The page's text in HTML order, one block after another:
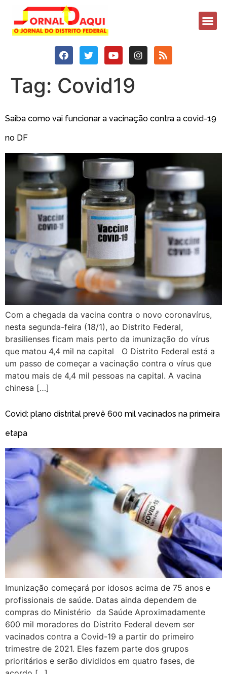
Tag: Covid19
Saiba como vai funcionar a vacinação contra a covid-19
no DF
Com a chegada da vacina contra o novo coronavírus,
nesta segunda-feira (18/1), ao Distrito Federal,
brasilienses ficam mais perto da imunização do vírus
que matou 4,4 mil na capital O Distrito Federal está a
um passo de começar a vacinação contra o vírus que
matou mais de 4,4 mil pessoas na capital. A vacina
chinesa […]
Covid: plano distrital prevê 600 mil vacinados na primeira
etapa
Imunização começará por idosos acima de 75 anos e
profissionais de saúde. Datas ainda dependem de
compras do Ministério da Saúde Aproximadamente
600 mil moradores do Distrito Federal devem ser
vacinados contra a Covid-19 a partir do primeiro
trimestre de 2021. Eles fazem parte dos grupos
prioritários e serão divididos em quatro fases, de